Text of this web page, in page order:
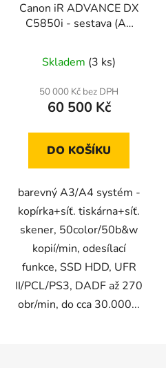
Canon iR ADVANCE DX
C5850i - sestava (A3
Skladem (3 ks)
50 000 Kč bez DPH
60 500 Kč
DO KOŠÍKU
barevný A3/A4 systém -
kopírka+síť. tiskárna+síť.
skener, 50color/50b&w
kopií/min, odesílací
funkce, SSD HDD, UFR
II/PCL/PS3, DADF až 270
obr/min, do cca 30.000...